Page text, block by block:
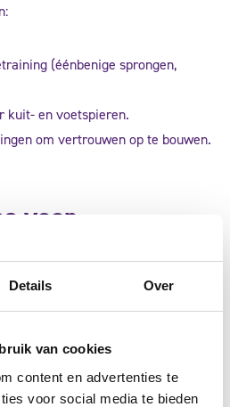
Details Over
van cookies
content en advertenties te
voor social media te bieden
(éénbenige sprongen,
kuit- en voetspieren.
om vertrouwen op te bouwen.
voor
trainingen en wedstrijden, niet
en comfort.